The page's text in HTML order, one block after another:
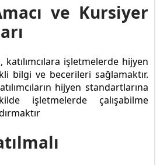
ve Kursiyer
katılımcılara işletmelerde hijyen
bilgi ve becerileri sağlamaktır.
hijyen standartlarına
işletmelerde çalışabilme